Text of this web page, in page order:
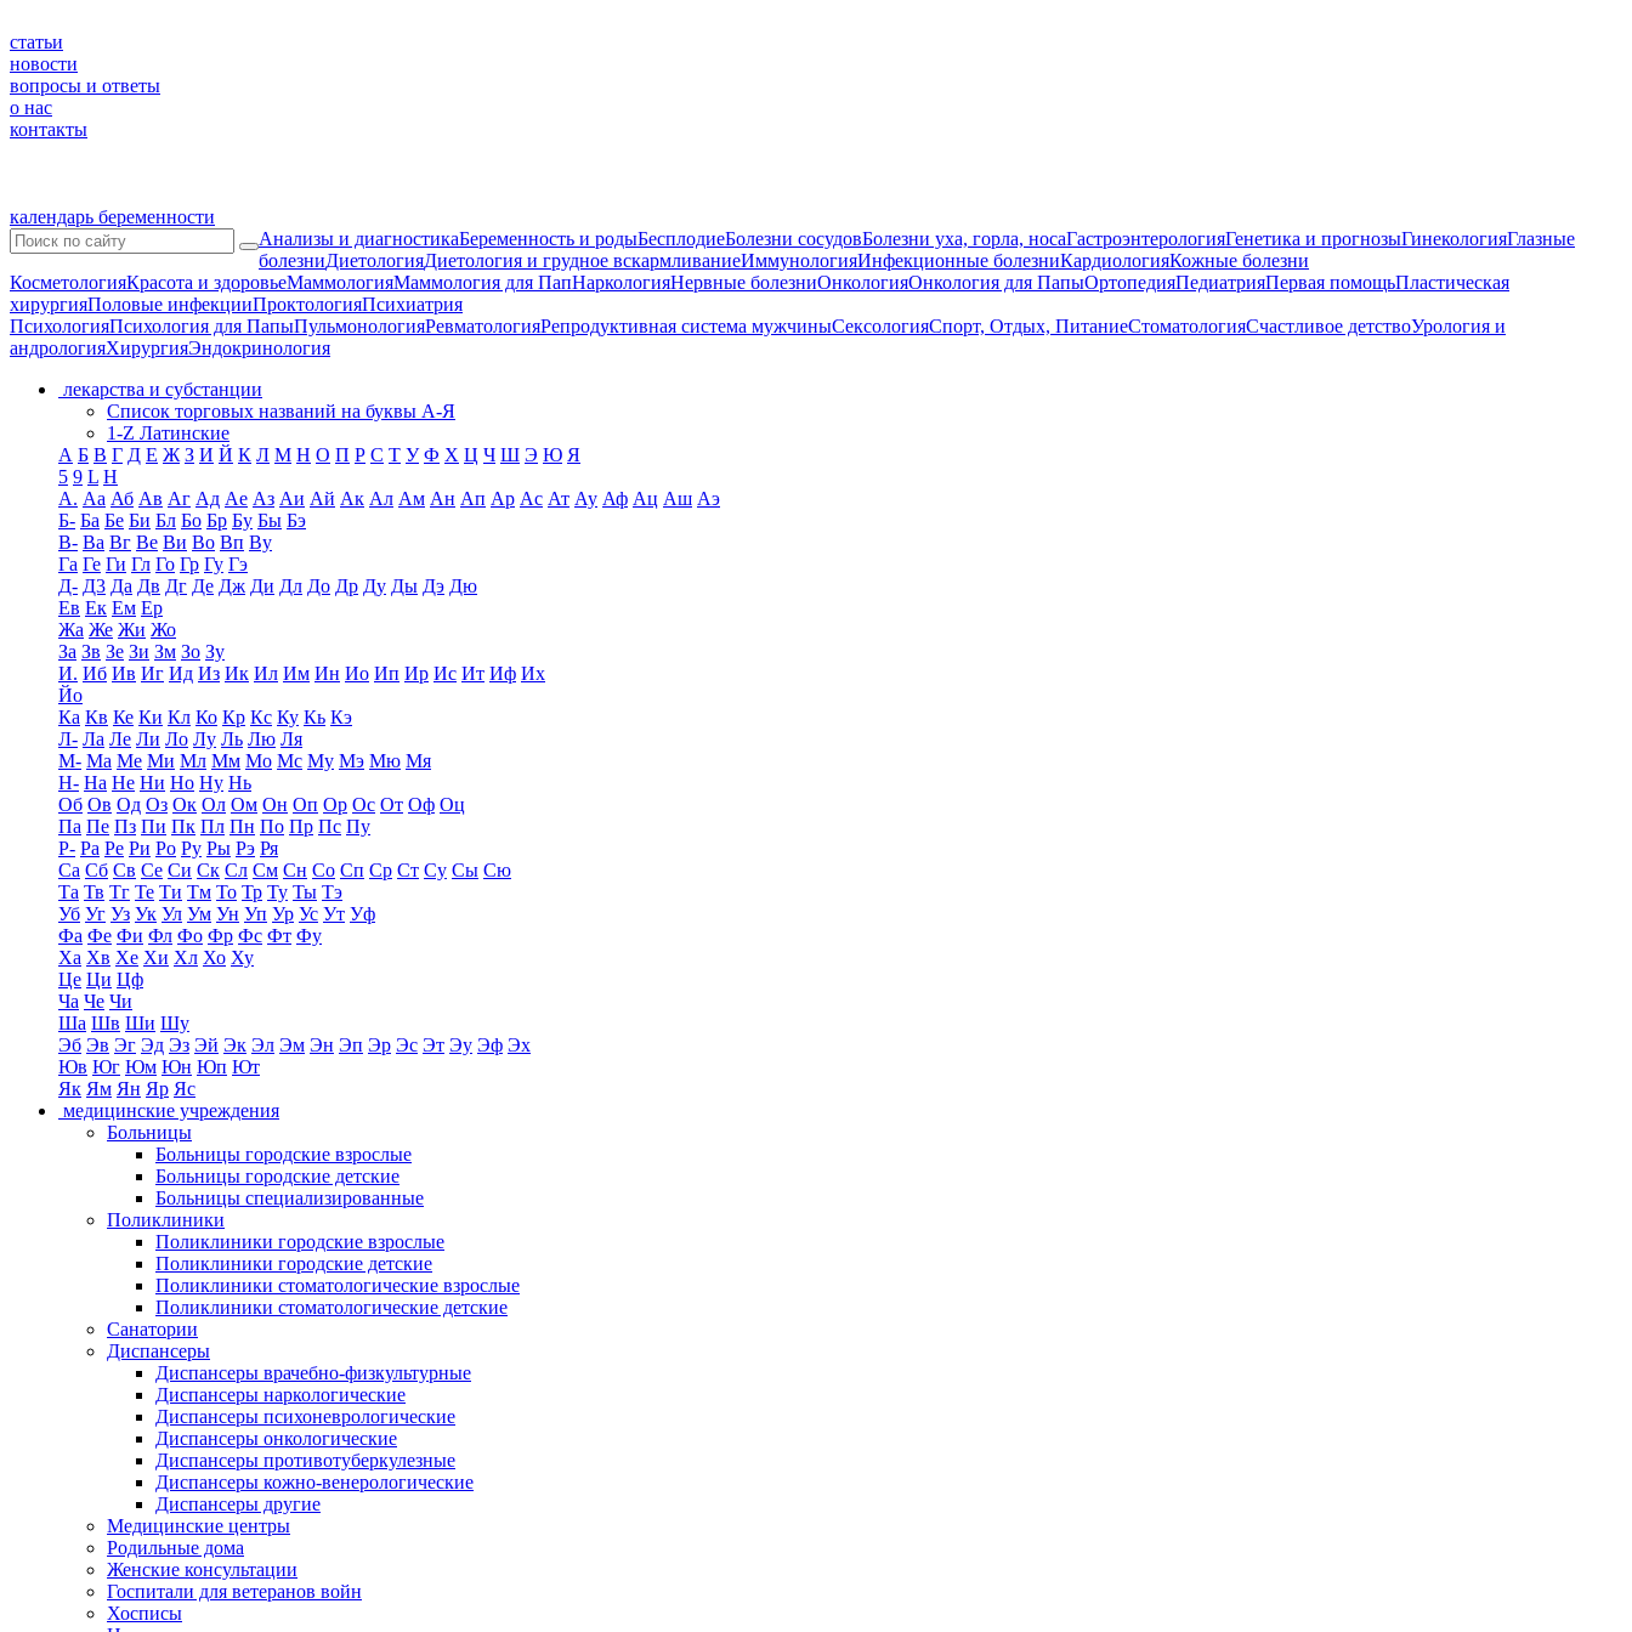
статьи
новости
вопросы и ответы
о нас
контакты
календарь беременности
Анализы и диагностикаБеременность и родыБесплодиеБолезни сосудовБолезни уха, горла, носаГастроэнтерологияГенетика и прогнозыГинекологияГлазные
болезниДиетологияДиетология и грудное вскармливаниеИммунологияИнфекционные болезниКардиологияКожные болезни
КосметологияКрасота и здоровьеМаммологияМаммология для ПапНаркологияНервные болезниОнкологияОнкология для ПапыОртопедияПедиатрияПервая помощьПластическая
хирургияПоловые инфекцииПроктологияПсихиатрия
ПсихологияПсихология для ПапыПульмонологияРевматологияРепродуктивная система мужчиныСексологияСпорт, Отдых, ПитаниеСтоматологияСчастливое детствоУрология и
андрологияХирургияЭндокринология
лекарства и субстанции
Список торговых названий на буквы А-Я
1-Z Латинские
А Б В Г Д Е Ж З И Й К Л М Н О П Р С Т У Ф Х Ц Ч Ш Э Ю Я
5 9 L H
А. Аа Аб Ав Аг Ад Ае Аз Аи Ай Ак Ал Ам Ан Ап Ар Ас Ат Ау Аф Ац Аш Аэ
Б- Ба Бе Би Бл Бо Бр Бу Бы Бэ
В- Ва Вг Ве Ви Во Вп Ву
Га Ге Ги Гл Го Гр Гу Гэ
Д- Д3 Да Дв Дг Де Дж Ди Дл До Др Ду Ды Дэ Дю
Ев Ек Ем Ер
Жа Же Жи Жо
За Зв Зе Зи Зм Зо Зу
И. Иб Ив Иг Ид Из Ик Ил Им Ин Ио Ип Ир Ис Ит Иф Их
Йо
Ка Кв Ке Ки Кл Ко Кр Кс Ку Кь Кэ
Л- Ла Ле Ли Ло Лу Ль Лю Ля
М- Ма Ме Ми Мл Мм Мо Мс Му Мэ Мю Мя
Н- На Не Ни Но Ну Нь
Об Ов Од Оз Ок Ол Ом Он Оп Ор Ос От Оф Оц
Па Пе Пз Пи Пк Пл Пн По Пр Пс Пу
Р- Ра Ре Ри Ро Ру Ры Рэ Ря
Са Сб Св Се Си Ск Сл См Сн Со Сп Ср Ст Су Сы Сю
Та Тв Тг Те Ти Тм То Тр Ту Ты Тэ
Уб Уг Уз Ук Ул Ум Ун Уп Ур Ус Ут Уф
Фа Фе Фи Фл Фо Фр Фс Фт Фу
Ха Хв Хе Хи Хл Хо Ху
Це Ци Цф
Ча Че Чи
Ша Шв Ши Шу
Эб Эв Эг Эд Эз Эй Эк Эл Эм Эн Эп Эр Эс Эт Эу Эф Эх
Юв Юг Юм Юн Юп Ют
Як Ям Ян Яр Яс
медицинские учреждения
Больницы
Больницы городские взрослые
Больницы городские детские
Больницы специализированные
Поликлиники
Поликлиники городские взрослые
Поликлиники городские детские
Поликлиники стоматологические взрослые
Поликлиники стоматологические детские
Санатории
Диспансеры
Диспансеры врачебно-физкультурные
Диспансеры наркологические
Диспансеры психоневрологические
Диспансеры онкологические
Диспансеры противотуберкулезные
Диспансеры кожно-венерологические
Диспансеры другие
Медицинские центры
Родильные дома
Женские консультации
Госпитали для ветеранов войн
Хосписы